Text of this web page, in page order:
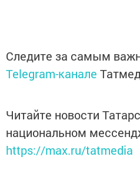
Следите за самым
Telegram-канале
Читайте новости
национальном
https://max.ru/tatmedia